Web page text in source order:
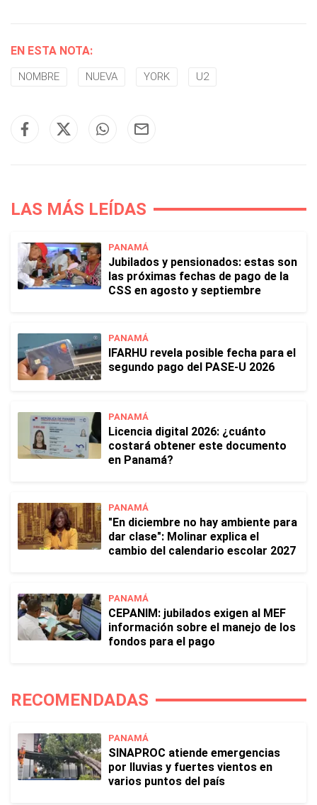
EN ESTA NOTA:
NOMBRE NUEVA YORK U2
LAS MÁS LEÍDAS
PANAMÁ
Jubilados y pensionados: estas son
las próximas fechas de pago de la
CSS en agosto y septiembre
PANAMÁ
IFARHU revela posible fecha para el
segundo pago del PASE-U 2026
PANAMÁ
Licencia digital 2026: ¿cuánto
costará obtener este documento
en Panamá?
PANAMÁ
"En diciembre no hay ambiente para
dar clase": Molinar explica el
cambio del calendario escolar 2027
PANAMÁ
CEPANIM: jubilados exigen al MEF
información sobre el manejo de los
fondos para el pago
RECOMENDADAS
PANAMÁ
SINAPROC atiende emergencias
por lluvias y fuertes vientos en
varios puntos del país